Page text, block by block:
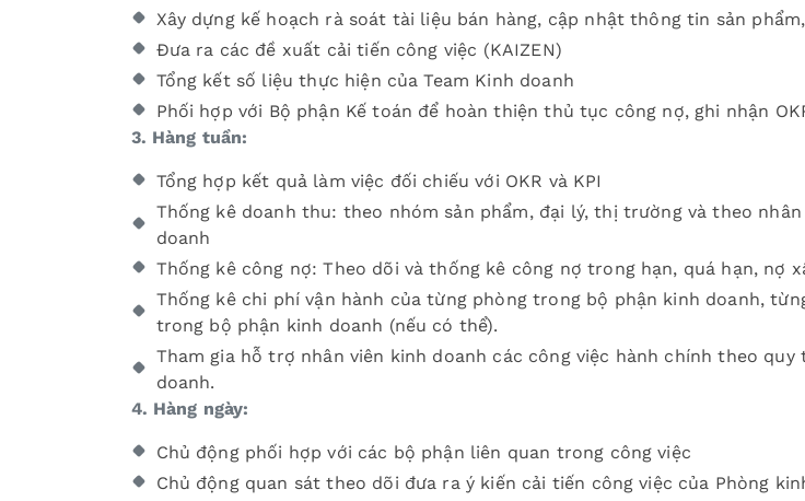
Xây dựng kế hoạch rà soát tài liệu bán hàng, cập nhật thông tin sản
Đưa ra các đề xuất cải tiến công việc (KAIZEN)
Tổng kết số liệu thực hiện của Team Kinh doanh
Phối hợp với Bộ phận Kế toán để hoàn thiện thủ tục công nợ, ghi nhận
3. Hàng tuần:
Tổng hợp kết quả làm việc đối chiếu với OKR và KPI
Thống kê doanh thu: theo nhóm sản phẩm, đại lý, thị trường và theo nhân
doanh
Thống kê công nợ: Theo dõi và thống kê công nợ trong hạn, quá hạn, nợ
Thống kê chi phí vận hành của từng phòng trong bộ phận kinh doanh,
trong bộ phận kinh doanh (nếu có thể).
Tham gia hỗ trợ nhân viên kinh doanh các công việc hành chính theo quy
doanh.
4. Hàng ngày:
Chủ động phối hợp với các bộ phận liên quan trong công việc
Chủ động quan sát theo dõi đưa ra ý kiến cải tiến công việc của Phòng